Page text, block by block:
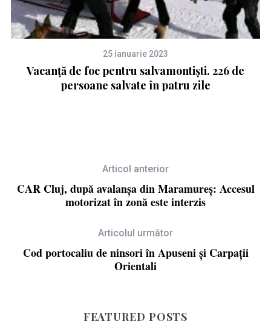
25 ianuarie 2023
Vacanță de foc pentru salvamontiști. 226 de
persoane salvate în patru zile
Articol anterior
CAR Cluj, după avalanșa din Maramureș: Accesul
motorizat în zonă este interzis
Articolul următor
Cod portocaliu de ninsori în Apuseni și Carpații
Orientali
FEATURED POSTS